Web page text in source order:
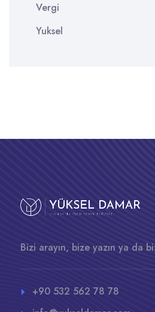
Vergi
Yuksel
Bizi arayın, bize yazın ya da
+90 532 562 78 78